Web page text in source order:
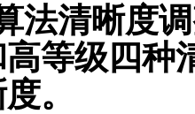
法清晰度
等级四种
。